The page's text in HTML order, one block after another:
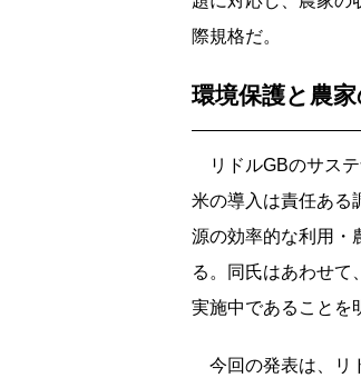
際規格だ。
環境保護と農
リドルGBのサステ
米の導入は責任ある
源の効率的な利用・
る。同氏はあわせて
実施中であることを
今回の発表は、リ